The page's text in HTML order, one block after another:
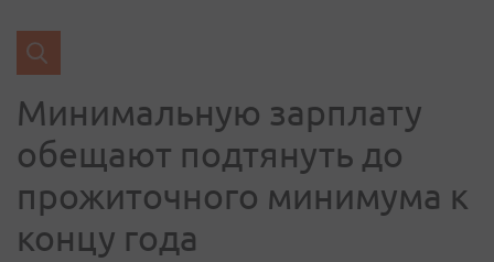
Минимальную зарплату
обещают подтянуть до
прожиточного минимума к
концу года